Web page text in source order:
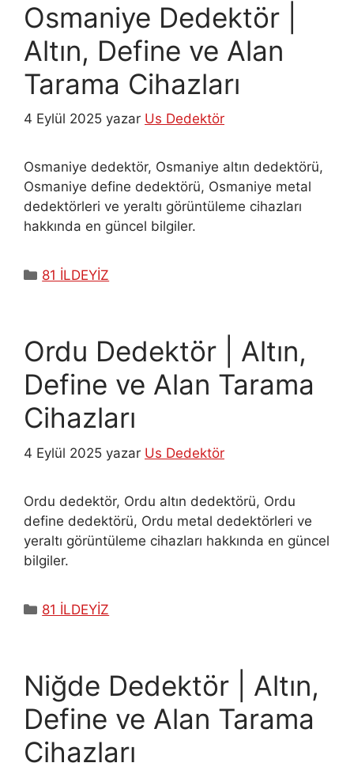
Osmaniye Dedektör |
Altın, Define ve Alan
Tarama Cihazları
4 Eylül 2025 yazar Us Dedektör
Osmaniye dedektör, Osmaniye altın dedektörü,
Osmaniye define dedektörü, Osmaniye metal
dedektörleri ve yeraltı görüntüleme cihazları
hakkında en güncel bilgiler.
Kategoriler
81 İLDEYİZ
Ordu Dedektör | Altın,
Define ve Alan Tarama
Cihazları
4 Eylül 2025 yazar Us Dedektör
Ordu dedektör, Ordu altın dedektörü, Ordu
define dedektörü, Ordu metal dedektörleri ve
yeraltı görüntüleme cihazları hakkında en güncel
bilgiler.
Kategoriler
81 İLDEYİZ
Niğde Dedektör | Altın,
Define ve Alan Tarama
Cihazları